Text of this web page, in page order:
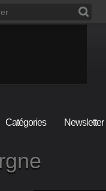
Catégories Newsletter